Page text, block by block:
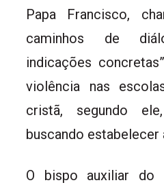
Papa Francisco,
caminhos de
indicações
violência nas
cristã, segundo
buscando estabelecer
O bispo auxiliar